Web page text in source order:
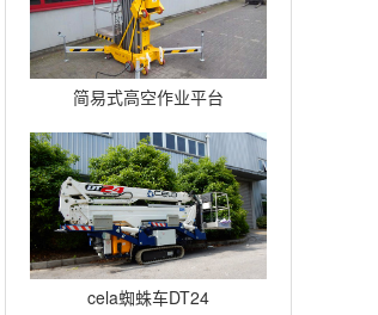
简易式高空作业平台
Quickup7
cela蜘蛛车DT24